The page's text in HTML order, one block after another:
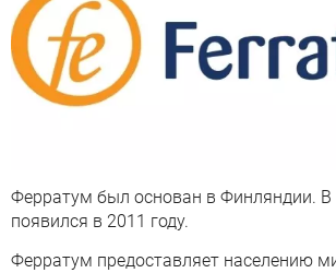
Ферратум был основан в Финляндии. В
появился в 2011 году.
Ферратум предоставляет населению